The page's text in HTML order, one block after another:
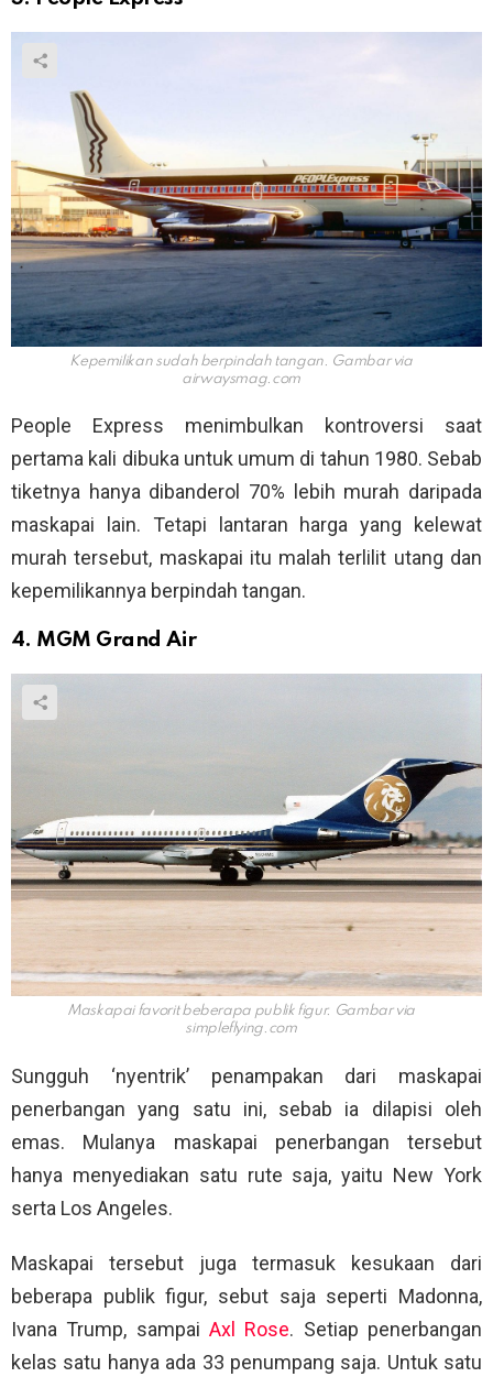
Kepemilikan sudah berpindah tangan. Gambar via
airwaysmag.com
People Express menimbulkan kontroversi saat
pertama kali dibuka untuk umum di tahun 1980. Sebab
tiketnya hanya dibanderol 70% lebih murah daripada
maskapai lain. Tetapi lantaran harga yang kelewat
murah tersebut, maskapai itu malah terlilit utang dan
kepemilikannya berpindah tangan.
4. MGM Grand Air
Maskapai favorit beberapa publik figur. Gambar via
simpleflying.com
Sungguh ‘nyentrik’ penampakan dari maskapai
penerbangan yang satu ini, sebab ia dilapisi oleh
emas. Mulanya maskapai penerbangan tersebut
hanya menyediakan satu rute saja, yaitu New York
serta Los Angeles.
Maskapai tersebut juga termasuk kesukaan dari
beberapa publik figur, sebut saja seperti Madonna,
Ivana Trump, sampai Axl Rose. Setiap penerbangan
kelas satu hanya ada 33 penumpang saja. Untuk satu